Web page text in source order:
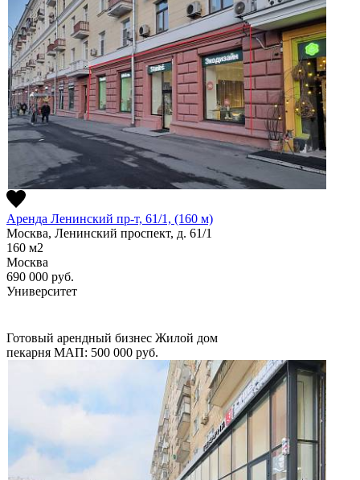
Аренда Ленинский пр-т, 61/1, (160 м)
Москва, Ленинский проспект, д. 61/1
160 м2
Москва
690 000 руб.
Университет
Готовый арендный бизнес Жилой дом
пекарня МАП: 500 000 руб.